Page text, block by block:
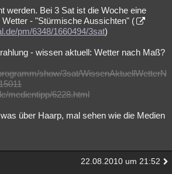
werden. Bei 3 Sat ist die Woche eine
- "Stürmische Aussichten" (
pm/6348/1660494/3sat)
- wissen aktuell: Wetter nach Maß?
show/3sat/WissenAktuellWetterN
medientipp/6228.html
über Haarp, mal sehen wie die Medien
22.08.2010 um 21:52